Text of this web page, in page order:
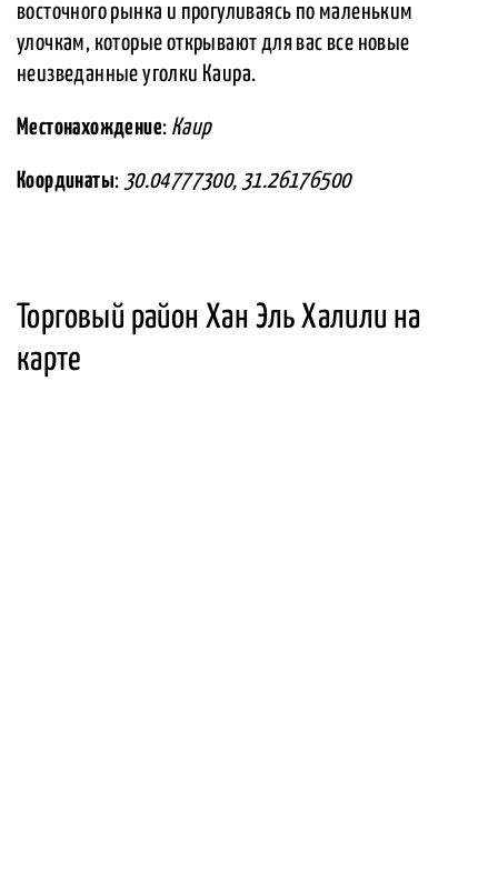
восточного рынка и прогуливаясь по маленьким
улочкам, которые открывают для вас все новые
неизведанные уголки Каира.
Местонахождение: Каир
Координаты: 30.04777300, 31.26176500
Торговый район Хан Эль Халили на
карте